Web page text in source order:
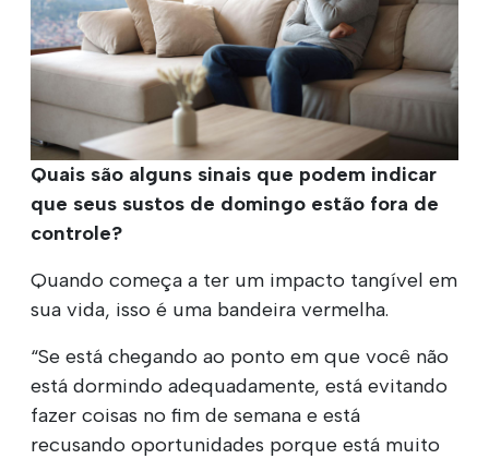
Quais são alguns sinais que podem indicar
que seus sustos de domingo estão fora de
controle?
Quando começa a ter um impacto tangível em
sua vida, isso é uma bandeira vermelha.
“Se está chegando ao ponto em que você não
está dormindo adequadamente, está evitando
fazer coisas no fim de semana e está
recusando oportunidades porque está muito